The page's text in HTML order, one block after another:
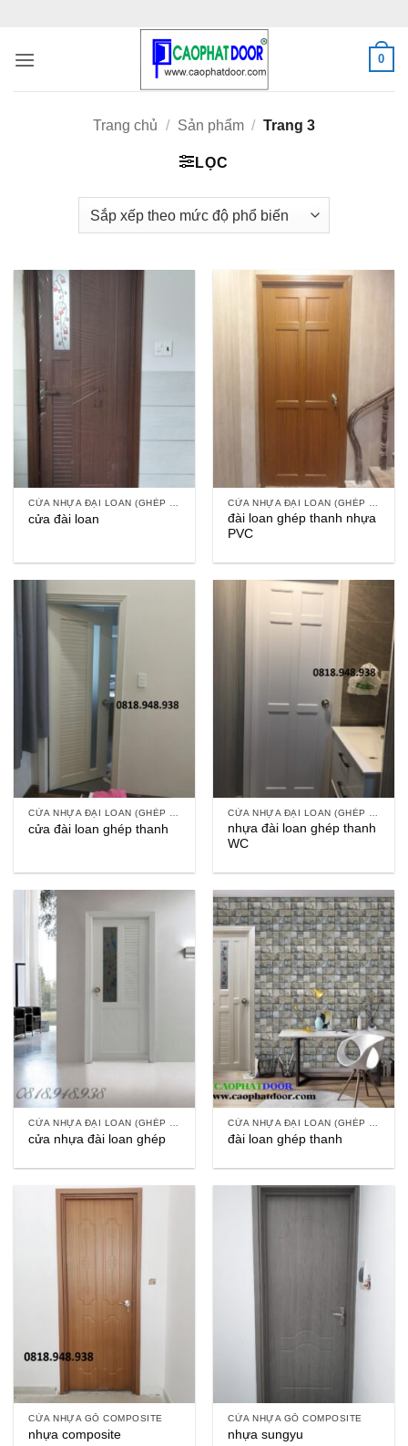
nội
0
Trang chủ / Sản phẩm / Trang 3
LỌC
cửa đài loan
đài loan ghép thanh nhựa
PVC
cửa đài loan ghép thanh
nhựa đài loan ghép thanh
WC
cửa nhựa đài loan ghép đài loan ghép thanh
CỬA NHỰA GỖ COMPOSITE
nhựa composite
CỬA NHỰA GỖ COMPOSITE
nhựa sungyu